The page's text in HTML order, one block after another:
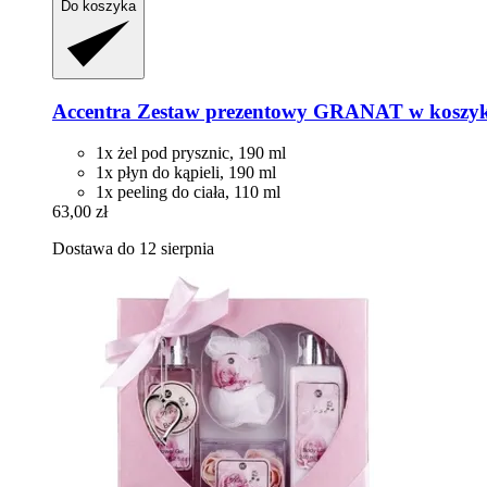
Do koszyka
Accentra Zestaw prezentowy GRANAT w
1x żel pod prysznic, 190 ml
1x płyn do kąpieli, 190 ml
1x peeling do ciała, 110 ml
63,00 zł
Dostawa do 12 sierpnia